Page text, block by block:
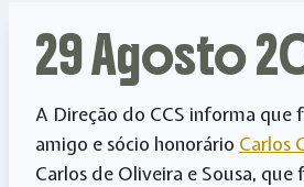
29 Agosto
A Direção do CCS informa que
amigo e sócio honorário Carlos
Carlos de Oliveira e Sousa,